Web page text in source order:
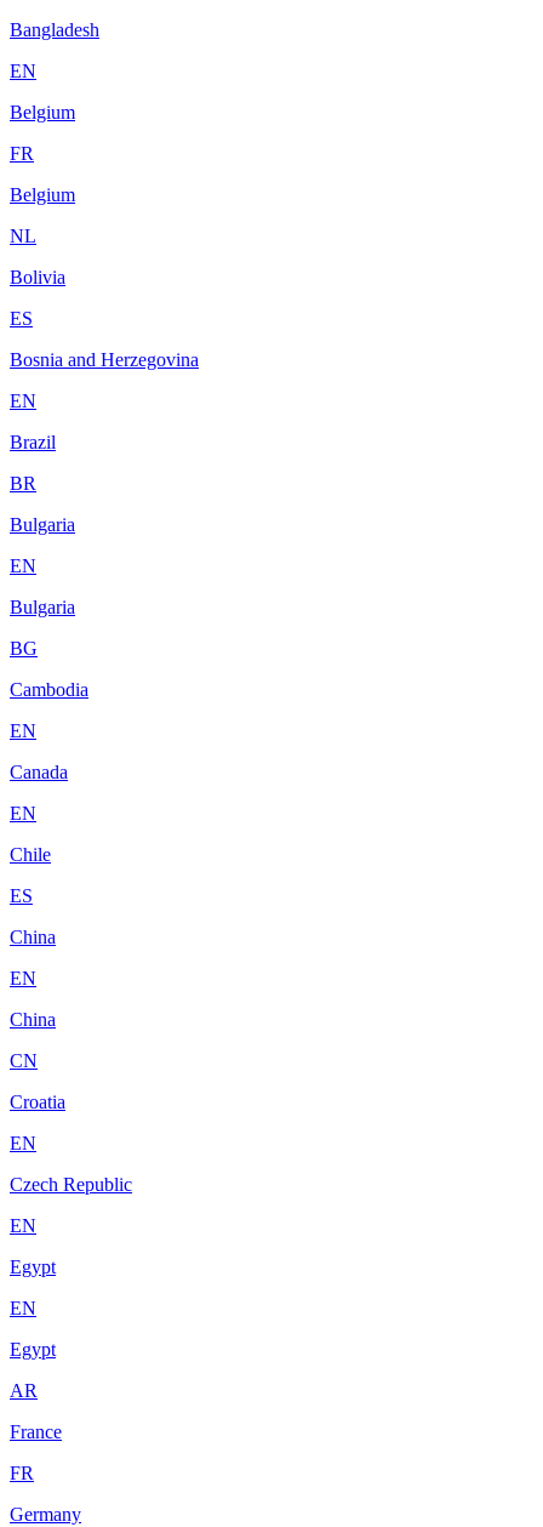
Bangladesh
EN
Belgium
FR
Belgium
NL
Bolivia
ES
Bosnia and Herzegovina
EN
Brazil
BR
Bulgaria
EN
Bulgaria
BG
Cambodia
EN
Canada
EN
Chile
ES
China
EN
China
CN
Croatia
EN
Czech Republic
EN
Egypt
EN
Egypt
AR
France
FR
Germany